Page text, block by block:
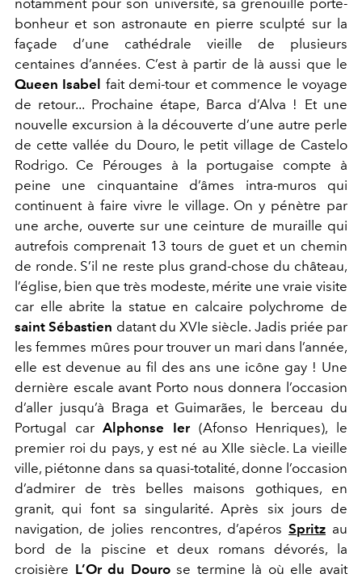
bonheur et son astronaute en pierre sculpté sur la
façade d’une cathédrale vieille de plusieurs
centaines d’années. C’est à partir de là aussi que le
Queen Isabel fait demi-tour et commence le voyage
de retour... Prochaine étape, Barca d’Alva ! Et une
nouvelle excursion à la découverte d’une autre perle
de cette vallée du Douro, le petit village de Castelo
Rodrigo. Ce Pérouges à la portugaise compte à
peine une cinquantaine d’âmes intra-muros qui
continuent à faire vivre le village. On y pénètre par
une arche, ouverte sur une ceinture de muraille qui
autrefois comprenait 13 tours de guet et un chemin
de ronde. S’il ne reste plus grand-chose du château,
l’église, bien que très modeste, mérite une vraie visite
car elle abrite la statue en calcaire polychrome de
saint Sébastien datant du XVIesiècle. Jadis priée par
les femmes mûres pour trouver un mari dans l’année,
elle est devenue au fil des ans une icône gay ! Une
dernière escale avant Porto nous donnera l’occasion
d’aller jusqu’à Braga et Guimarães, le berceau du
Portugal carAlphonse Ier (Afonso Henriques), le
premier roi du pays, y est né au XIIe siècle. La vieille
ville, piétonne dans sa quasi-totalité, donne l’occasion
d’admirer de très belles maisons gothiques, en
granit, qui font sa singularité. Après six jours de
navigation, de jolies rencontres, d’apéros Spritz au
bord de la piscine et deux romans dévorés, la
croisière L’Or du Dourose termine là où elle avait